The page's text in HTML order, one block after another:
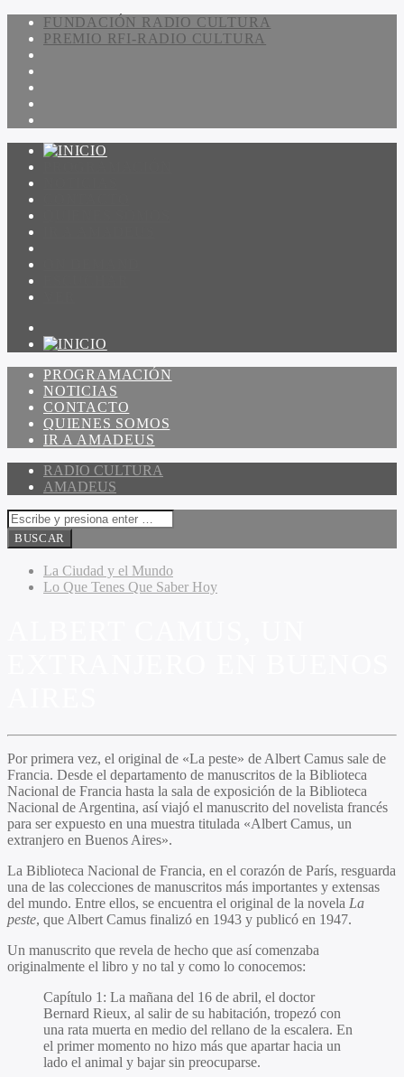
FUNDACIÓN RADIO CULTURA
PREMIO RFI-RADIO CULTURA
PROGRAMACIÓN
NOTICIAS
CONTACTO
QUIENES SOMOS
IR A AMADEUS
RADIO CULTURA
AMADEUS
La Ciudad y el Mundo
Lo Que Tenes Que Saber Hoy
Por primera vez, el original de «La peste» de Albert Camus sale de
Francia. Desde el departamento de manuscritos de la Biblioteca
Nacional de Francia hasta la sala de exposición de la Biblioteca
Nacional de Argentina, así viajó el manuscrito del novelista francés
para ser expuesto en una muestra titulada «Albert Camus, un
extranjero en Buenos Aires».
La Biblioteca Nacional de Francia, en el corazón de París, resguarda
una de las colecciones de manuscritos más importantes y extensas
del mundo. Entre ellos, se encuentra el original de la novela La
peste, que Albert Camus finalizó en 1943 y publicó en 1947.
Un manuscrito que revela de hecho que así comenzaba
originalmente el libro y no tal y como lo conocemos:
Capítulo 1: La mañana del 16 de abril, el doctor
Bernard Rieux, al salir de su habitación, tropezó con
una rata muerta en medio del rellano de la escalera. En
el primer momento no hizo más que apartar hacia un
lado el animal y bajar sin preocuparse.